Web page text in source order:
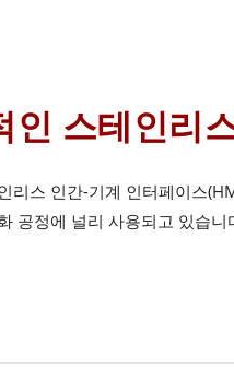
인 스테인리
리스 인간-기계 인터페이스
공정에 널리 사용되고 있습니